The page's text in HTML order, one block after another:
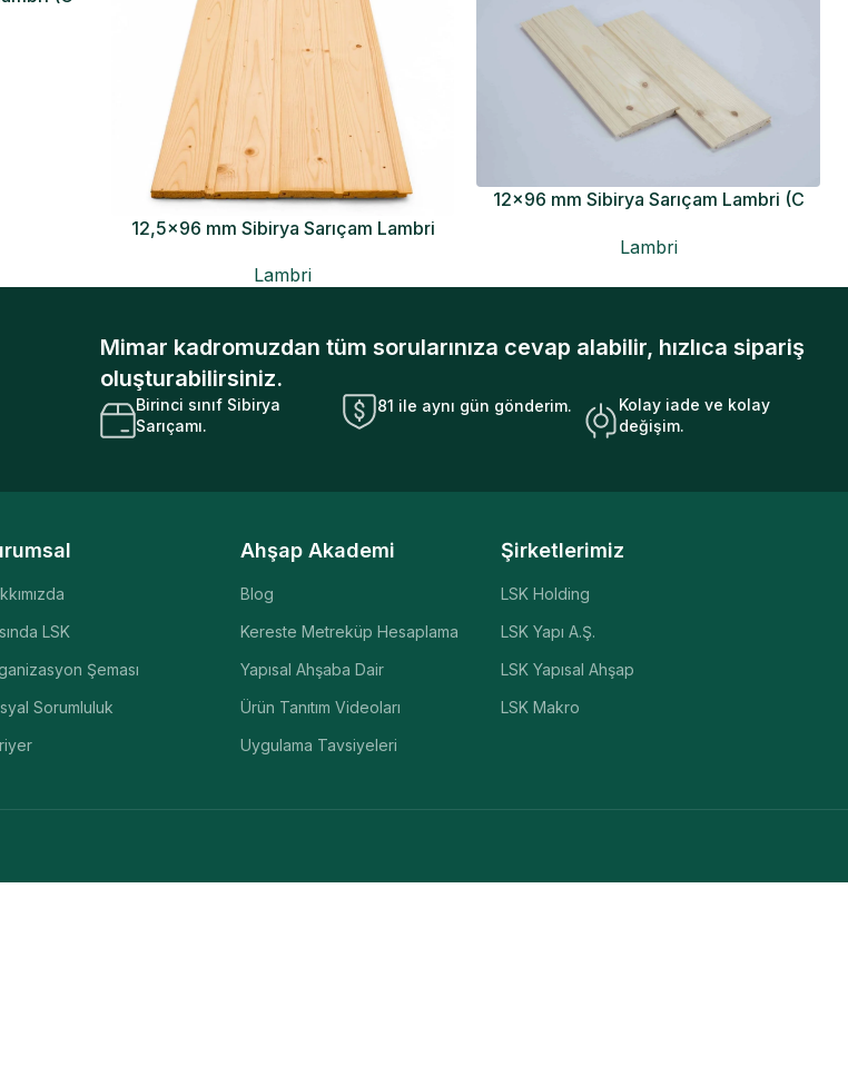
12,5×96 mm Sibirya Sarıçam Lambri
Lambri
12×96 mm Sibirya Sarıçam Lambri (C
Lambri
Mimar kadromuzdan tüm sorularınıza cevap alabilir, hızlıca sipariş
oluşturabilirsiniz.
Birinci sınıf Sibirya
Sarıçamı.
81 ile aynı gün gönderim.
Kolay iade ve kolay
değişim.
LSK
Şeması
Sorumluluk
Ahşap Akademi
Blog
Kereste Metreküp Hesaplama
Yapısal Ahşaba Dair
Ürün Tanıtım Videoları
Uygulama Tavsiyeleri
Şirketlerimiz
LSK Holding
LSK Yapı A.Ş.
LSK Yapısal Ahşap
LSK Makro